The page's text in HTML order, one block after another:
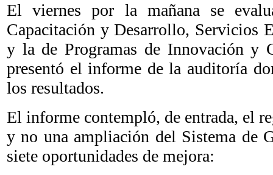
El viernes por la mañana se
Capacitación y Desarrollo, Servicios
y la de Programas de Innovación y
presentó el informe de la auditoría
los resultados.
El informe contempló, de entrada, el
y no una ampliación del Sistema de
siete oportunidades de mejora: